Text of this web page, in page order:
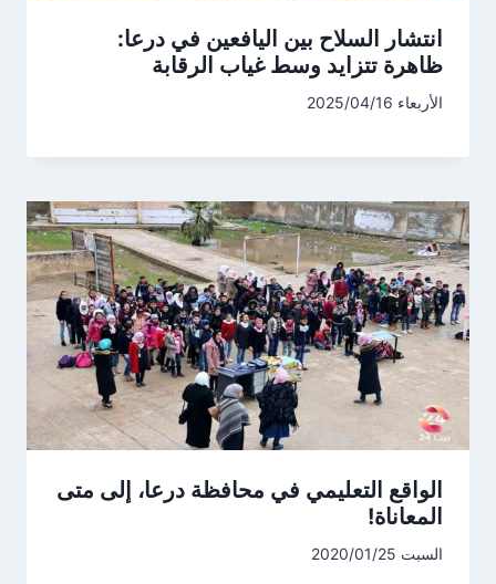
انتشار السلاح بين اليافعين في درعا:
ظاهرة تتزايد وسط غياب الرقابة
الأربعاء 2025/04/16
الواقع التعليمي في محافظة درعا، إلى متى
المعاناة!
السبت 2020/01/25